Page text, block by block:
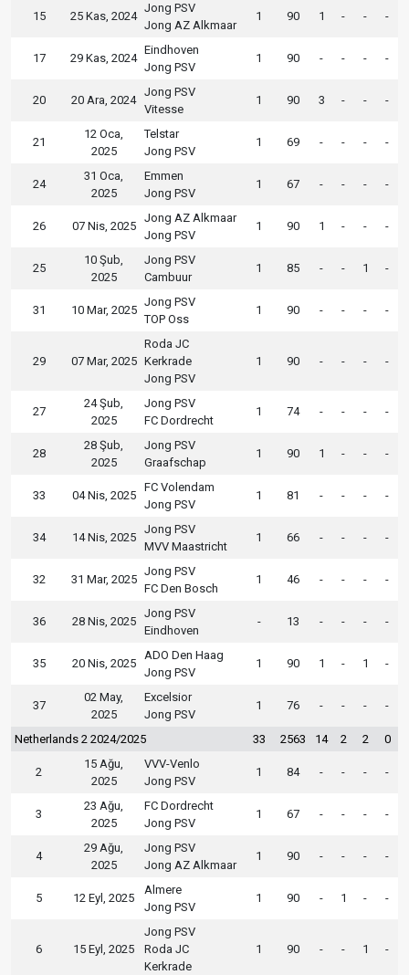
15 25 Kas, 2024
Jong PSV
Jong AZ Alkmaar
1 90 1 - - -
17 29 Kas, 2024
Eindhoven
Jong PSV
1 90 - - - -
20 20 Ara, 2024
Jong PSV
Vitesse
1 90 3 - - -
21
12 Oca,
2025
Telstar
Jong PSV
1 69 - - - -
24
31 Oca,
2025
Emmen
Jong PSV
1 67 - - - -
26 07 Nis, 2025
Jong AZ Alkmaar
Jong PSV
1 90 1 - - -
25
10 Şub,
2025
Jong PSV
Cambuur
1 85 - - 1 -
31 10 Mar, 2025
Jong PSV
TOP Oss
1 90 - - - -
29 07 Mar, 2025
Roda JC
Kerkrade
Jong PSV
1 90 - - - -
27
24 Şub,
2025
Jong PSV
FC Dordrecht
1 74 - - - -
28
28 Şub,
2025
Jong PSV
Graafschap
1 90 1 - - -
33 04 Nis, 2025
FC Volendam
Jong PSV
1 81 - - - -
34 14 Nis, 2025
Jong PSV
MVV Maastricht
1 66 - - - -
32 31 Mar, 2025
Jong PSV
FC Den Bosch
1 46 - - - -
36 28 Nis, 2025
Jong PSV
Eindhoven
- 13 - - - -
35 20 Nis, 2025
ADO Den Haag
Jong PSV
1 90 1 - 1 -
37
02 May,
2025
Excelsior
Jong PSV
1 76 - - - -
Netherlands 2 2024/2025 33 2563 14 2 2 0
2
15 Ağu,
2025
VVV-Venlo
Jong PSV
1 84 - - - -
3
23 Ağu,
2025
FC Dordrecht
Jong PSV
1 67 - - - -
4
29 Ağu,
2025
Jong PSV
Jong AZ Alkmaar
1 90 - - - -
5 12 Eyl, 2025
Almere
Jong PSV
1 90 - 1 - -
6 15 Eyl, 2025
Jong PSV
Roda JC
Kerkrade
1 90 - - 1 -